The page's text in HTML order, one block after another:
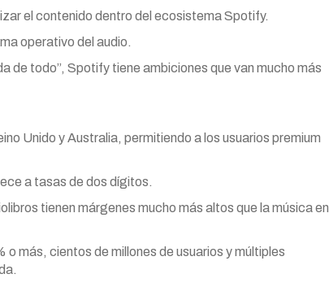
el contenido dentro del ecosistema Spotify.
operativo del audio.
de todo”, Spotify tiene ambiciones que van mucho más
Unido y Australia, permitiendo a los usuarios premium
a tasas de dos dígitos.
tienen márgenes mucho más altos que la música en
más, cientos de millones de usuarios y múltiples